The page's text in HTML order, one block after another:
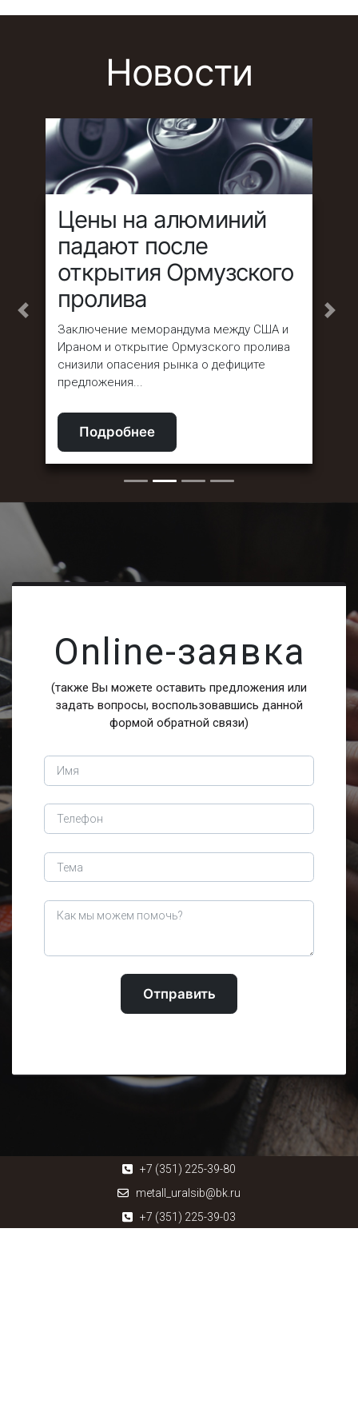
Новости
Цены на алюминий
падают после
открытия Ормузского
пролива
Заключение меморандума между США и
Ираном и открытие Ормузского пролива
снизили опасения рынка о дефиците
предложения...
Подробнее
Назад
Online-заявка
(также Вы можете оставить предложения или
задать вопросы, воспользовавшись данной
формой обратной связи)
Отправить
+7 (351) 225-39-80
metall_uralsib@bk.ru
+7 (351) 225-39-03